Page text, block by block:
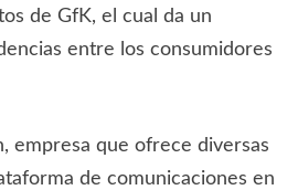
de GfK, el cual da un
entre los consumidores
empresa que ofrece diversas
de comunicaciones en